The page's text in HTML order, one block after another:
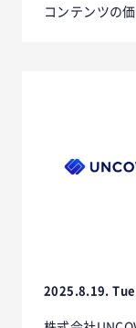
コンテンツの
2025.8.19. Tue